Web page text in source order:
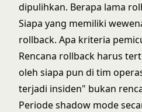
dipulihkan. Berapa lama
Siapa yang memiliki
rollback. Apa kriteria
Rencana rollback harus
oleh siapa pun di tim
terjadi insiden" bukan
Periode shadow mode